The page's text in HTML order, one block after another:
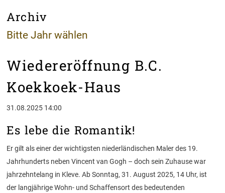
Archiv
Bitte Jahr wählen
Wiedereröffnung B.C.
Koekkoek-Haus
31.08.2025 14:00
Es lebe die Romantik!
Er gilt als einer der wichtigsten niederländischen Maler des 19.
Jahrhunderts neben Vincent van Gogh – doch sein Zuhause war
jahrzehntelang in Kleve. Ab Sonntag, 31. August 2025, 14 Uhr, ist
der langjährige Wohn- und Schaffensort des bedeutenden